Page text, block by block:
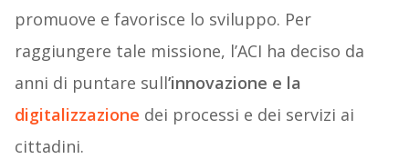
promuove e favorisce lo sviluppo. Per
raggiungere tale missione, l’ACI ha deciso da
anni di puntare sull’innovazione e la
digitalizzazione dei processi e dei servizi ai
cittadini.